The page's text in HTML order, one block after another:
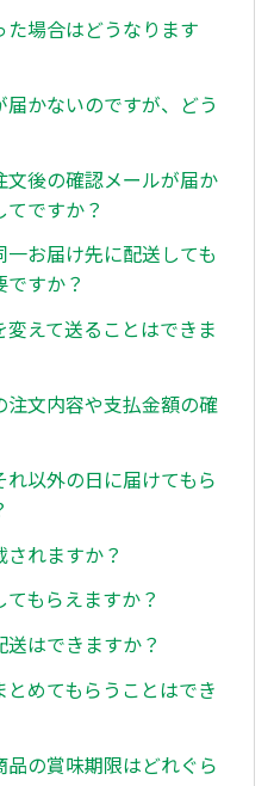
場合はどうなります
かないのですが、どう
後の確認メールが届か
ですか？
お届け先に配送しても
すか？
えて送ることはできま
文内容や支払金額の確
以外の日に届けてもら
れますか？
もらえますか？
はできますか？
めてもらうことはでき
の賞味期限はどれぐら